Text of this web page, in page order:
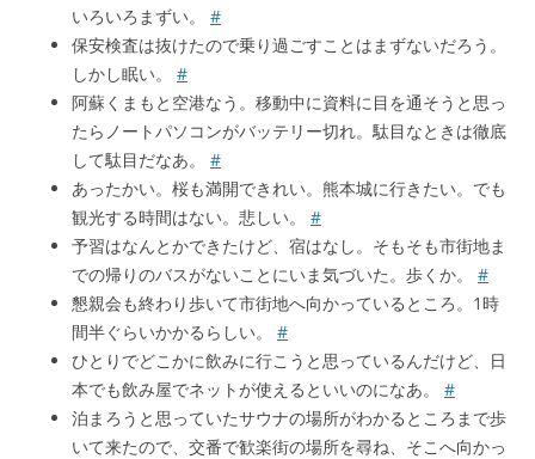
いろいろまずい。 #
保安検査は抜けたので乗り過ごすことはまずないだろう。
しかし眠い。 #
阿蘇くまもと空港なう。移動中に資料に目を通そうと思っ
たらノートパソコンがバッテリー切れ。駄目なときは徹底
して駄目だなあ。 #
あったかい。桜も満開できれい。熊本城に行きたい。でも
観光する時間はない。悲しい。 #
予習はなんとかできたけど、宿はなし。そもそも市街地ま
での帰りのバスがないことにいま気づいた。歩くか。 #
懇親会も終わり歩いて市街地へ向かっているところ。1時
間半ぐらいかかるらしい。 #
ひとりでどこかに飲みに行こうと思っているんだけど、日
本でも飲み屋でネットが使えるといいのになあ。 #
泊まろうと思っていたサウナの場所がわかるところまで歩
いて来たので、交番で歓楽街の場所を尋ね、そこへ向かっ